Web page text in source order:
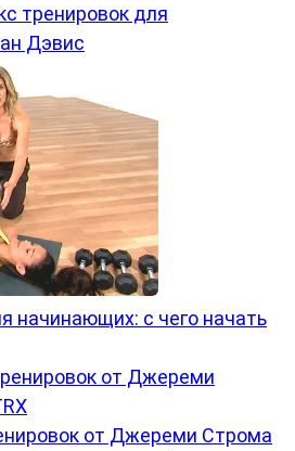
тренировок для
Дэвис
начинающих: с чего начать
от Джереми Строма